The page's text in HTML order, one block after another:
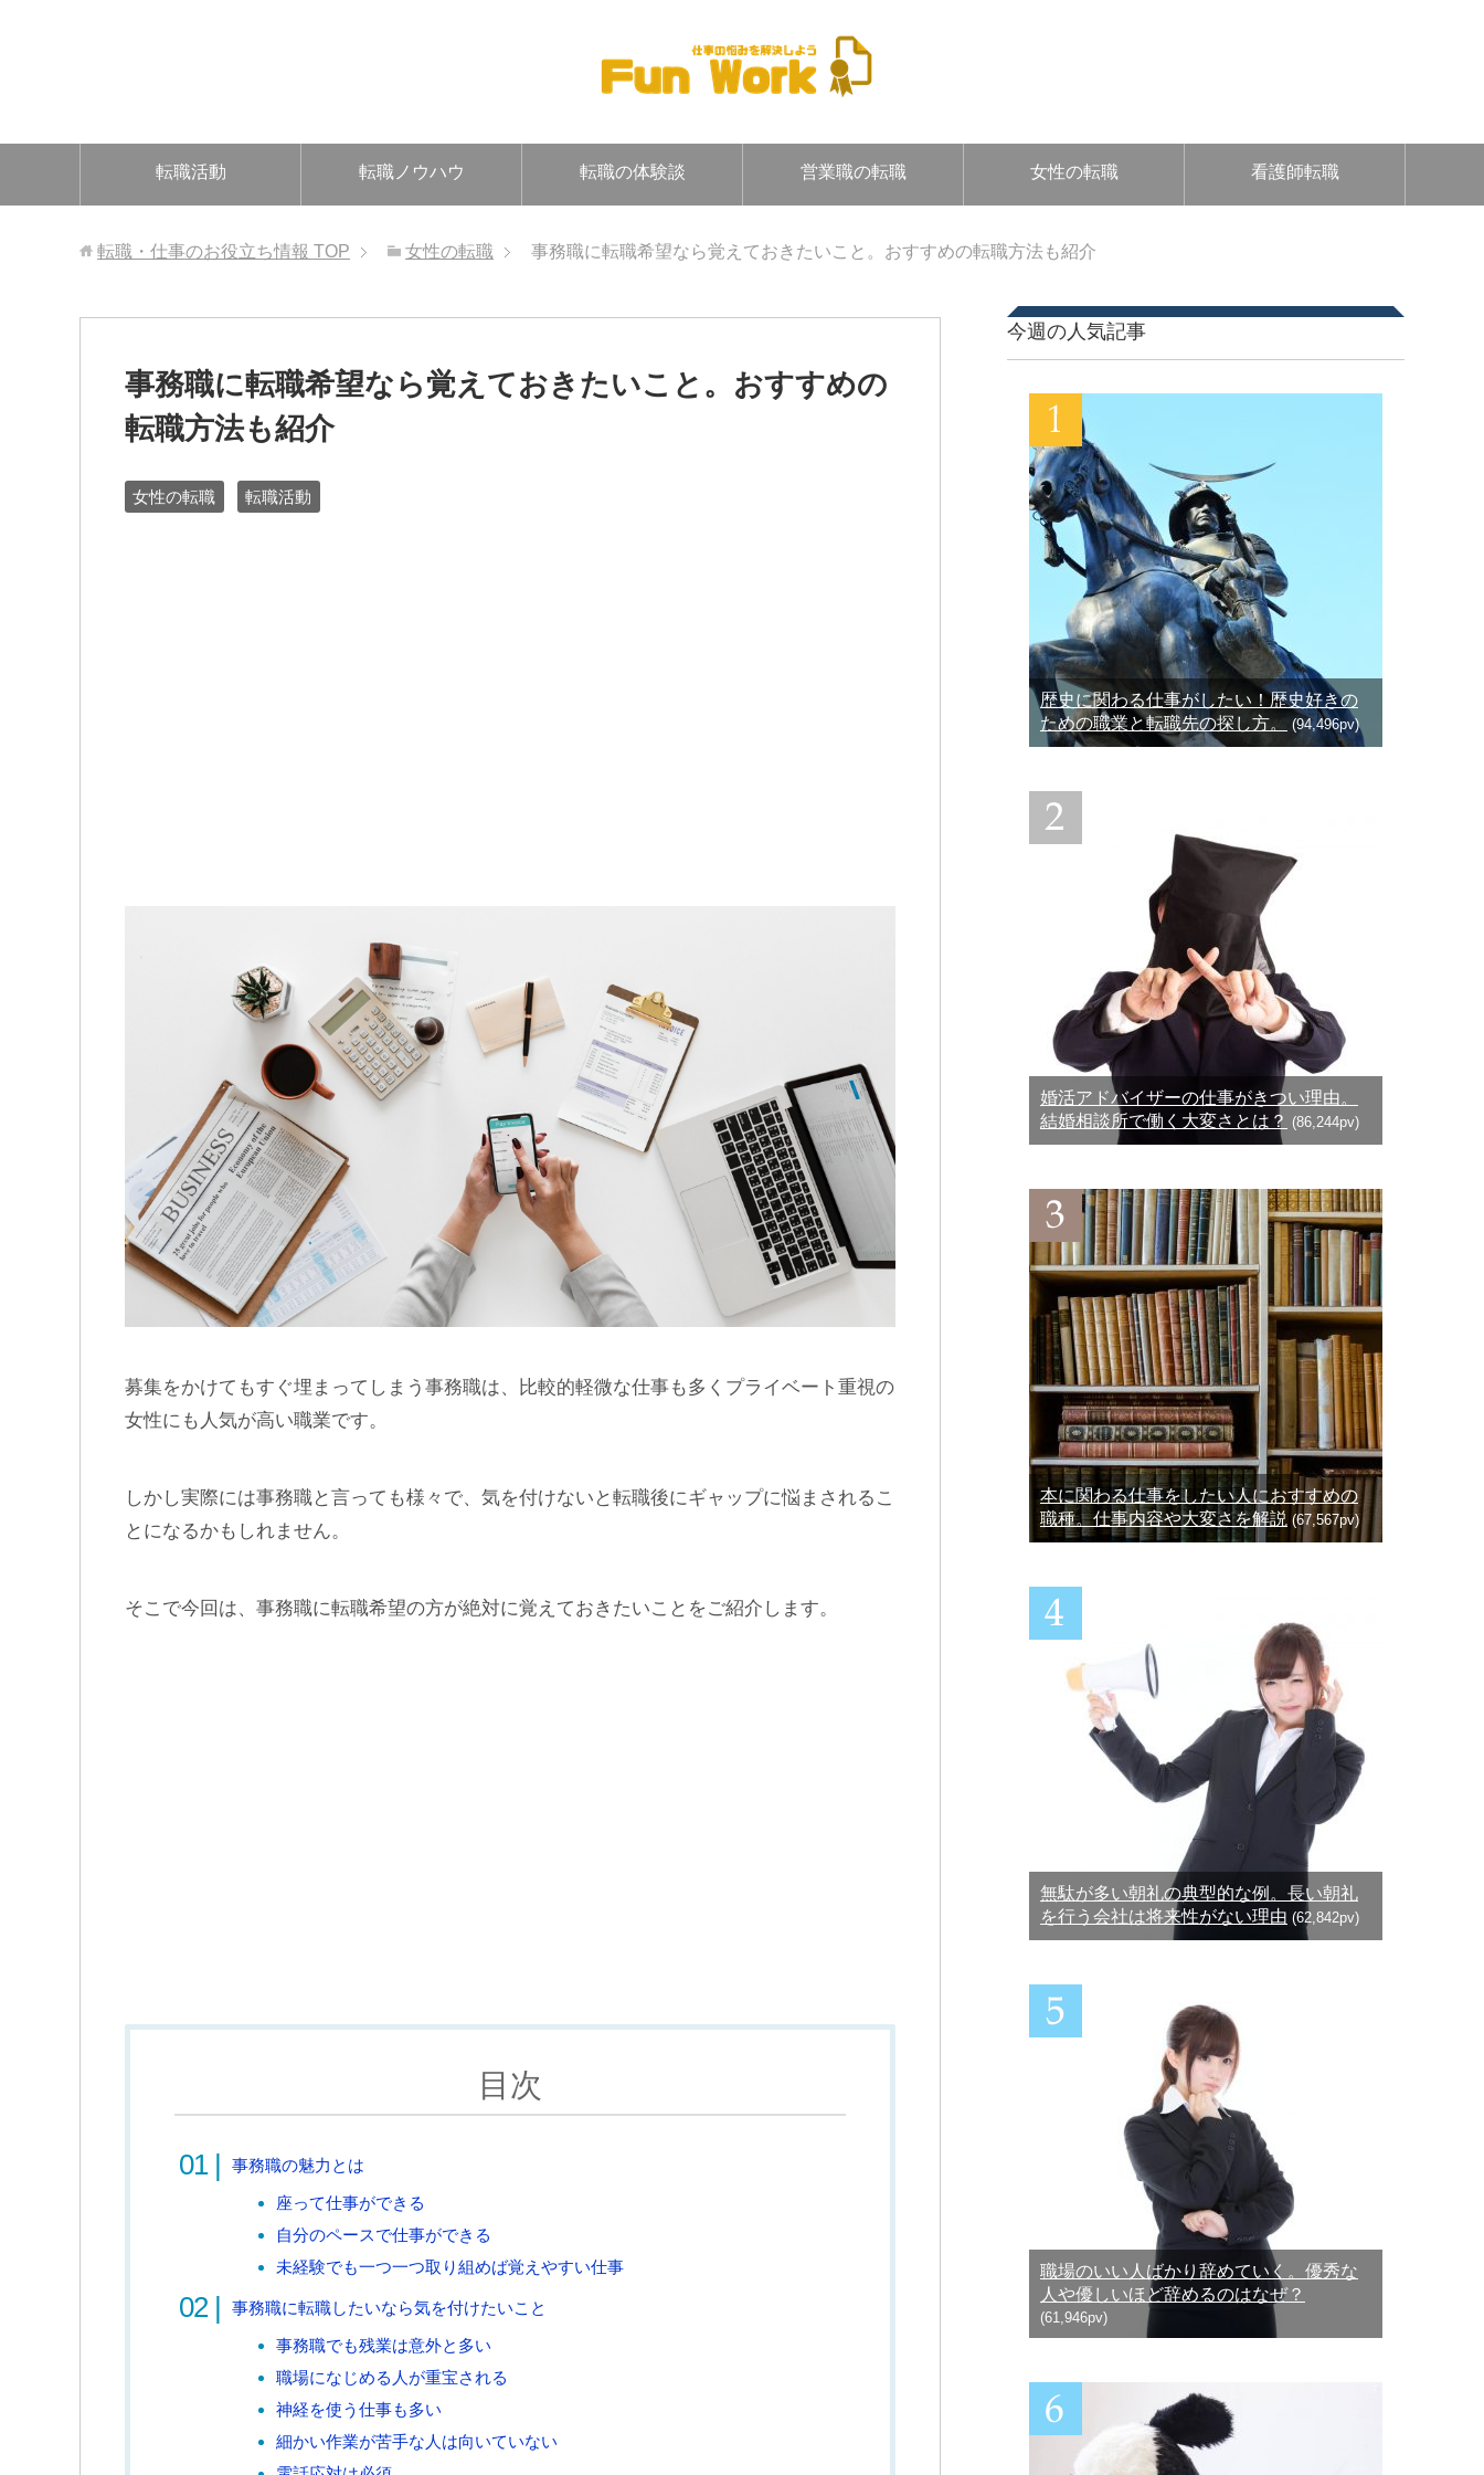
転職活動 転職ノウハウ 転職の体験談 営業職の転職 女性の転職 看護師転職
転職・仕事のお役立ち情報 TOP 女性の転職 事務職に転職希望なら覚えておきたいこと。おすすめの転職方法も紹介
事務職に転職希望なら覚えておきたいこと。おすすめの
転職方法も紹介
女性の転職 転職活動
募集をかけてもすぐ埋まってしまう事務職は、比較的軽微な仕事も多くプライベート重視の
女性にも人気が高い職業です。
しかし実際には事務職と言っても様々で、気を付けないと転職後にギャップに悩まされるこ
とになるかもしれません。
そこで今回は、事務職に転職希望の方が絶対に覚えておきたいことをご紹介します。
目次
事務職の魅力とは
座って仕事ができる
自分のペースで仕事ができる
未経験でも一つ一つ取り組めば覚えやすい仕事
事務職に転職したいなら気を付けたいこと
事務職でも残業は意外と多い
職場になじめる人が重宝される
神経を使う仕事も多い
細かい作業が苦手な人は向いていない
今週の人気記事
歴史に関わる仕事がしたい！歴史好きの
ための職業と転職先の探し方。
(94,496pv)
婚活アドバイザーの仕事がきつい理由。
結婚相談所で働く大変さとは？ (86,244pv)
本に関わる仕事をしたい人におすすめの
職種。仕事内容や大変さを解説 (67,567pv)
無駄が多い朝礼の典型的な例。長い朝礼
を行う会社は将来性がない理由 (62,842pv)
職場のいい人ばかり辞めていく。優秀な
人や優しいほど辞めるのはなぜ？
(61,946pv)